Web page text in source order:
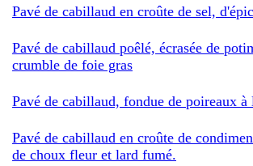
Pavé de cabillaud en croûte de sel,
Pavé de cabillaud poêlé, écrasée de
crumble de foie gras
Pavé de cabillaud, fondue de poireaux à
Pavé de cabillaud en croûte de
de choux fleur et lard fumé.